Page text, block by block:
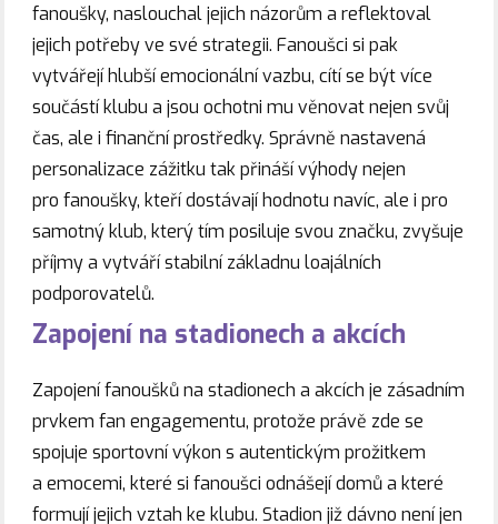
fanoušky, naslouchal jejich názorům a reflektoval
jejich potřeby ve své strategii. Fanoušci si pak
vytvářejí hlubší emocionální vazbu, cítí se být více
součástí klubu a jsou ochotni mu věnovat nejen svůj
čas, ale i finanční prostředky. Správně nastavená
personalizace zážitku tak přináší výhody nejen
pro fanoušky, kteří dostávají hodnotu navíc, ale i pro
samotný klub, který tím posiluje svou značku, zvyšuje
příjmy a vytváří stabilní základnu loajálních
podporovatelů.
Zapojení na stadionech a akcích
Zapojení fanoušků na stadionech a akcích je zásadním
prvkem fan engagementu, protože právě zde se
spojuje sportovní výkon s autentickým prožitkem
a emocemi, které si fanoušci odnášejí domů a které
formují jejich vztah ke klubu. Stadion již dávno není jen